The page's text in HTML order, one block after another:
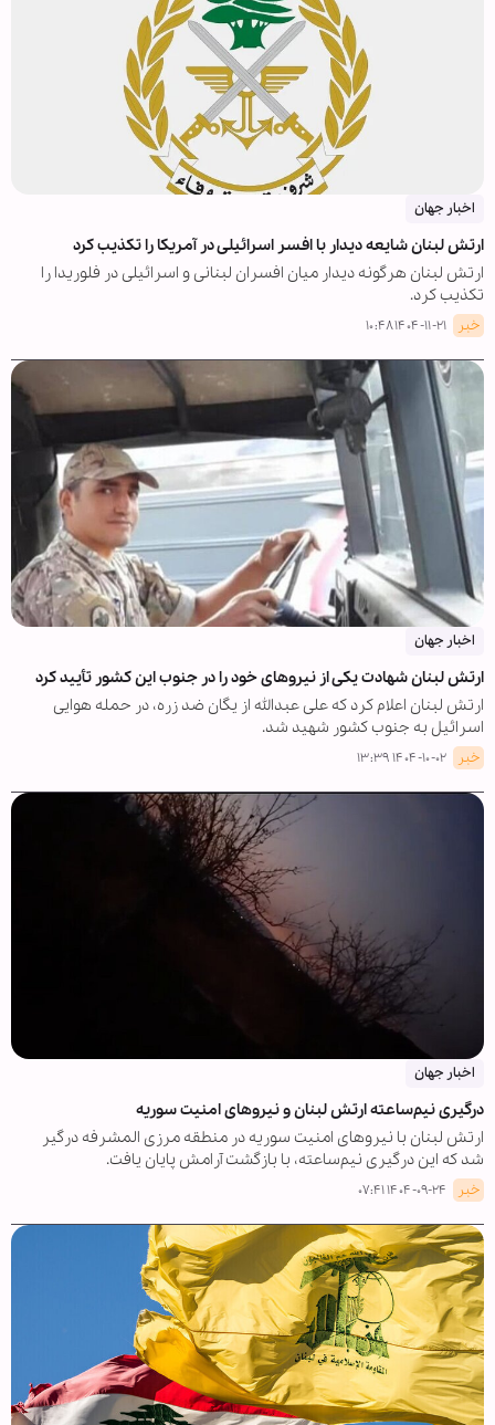
اخبار جهان
ارتش لبنان شایعه دیدار با افسر اسرائیلی در آمریکا را تکذیب کرد
ارتش لبنان هرگونه دیدار میان افسران لبنانی و اسرائیلی در فلوریدا را
تکذیب کرد.
خبر ۱۴۰۴-۱۱-۲۱ ۱۰:۴۸
اخبار جهان
ارتش لبنان شهادت یکی از نیروهای خود را در جنوب این کشور تأیید کرد
ارتش لبنان اعلام کرد که علی عبدالله از یگان ضد زره، در حمله هوایی
اسرائیل به جنوب کشور شهید شد.
خبر ۱۴۰۴-۱۰-۰۲ ۱۳:۳۹
اخبار جهان
درگیری نیم‌ساعته ارتش لبنان و نیروهای امنیت سوریه
ارتش لبنان با نیروهای امنیت سوریه در منطقه مرزی المشرفه درگیر
شد که این درگیری نیم‌ساعته، با بازگشت آرامش پایان یافت.
خبر ۱۴۰۴-۰۹-۲۴ ۰۷:۴۱